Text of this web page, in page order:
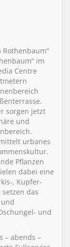
Rothenbaum“
im
Centre
sorgen jetzt
und
urbanes
Pflanzen
dabei eine
, Kupfer-
das
und
– abends –